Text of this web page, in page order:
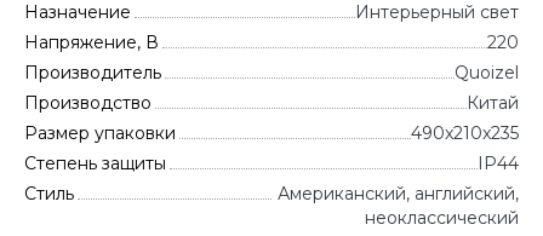
Назначение
Интерьерный свет
Напряжение, В
220
Производитель
Quoizel
Производство
Китай
Размер упаковки
490x210x235
Степень защиты
IP44
Стиль
Американский, английский,
неоклассический